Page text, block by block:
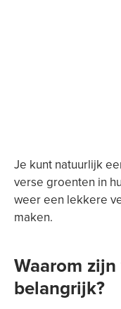
Je kunt natuurlijk
verse groenten in
weer een lekkere
maken.
Waarom
belangrijk?